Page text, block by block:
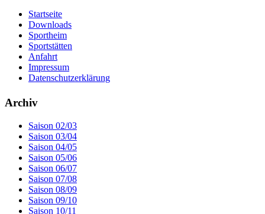
Startseite
Downloads
Sportheim
Sportstätten
Anfahrt
Impressum
Datenschutzerklärung
Archiv
Saison 02/03
Saison 03/04
Saison 04/05
Saison 05/06
Saison 06/07
Saison 07/08
Saison 08/09
Saison 09/10
Saison 10/11